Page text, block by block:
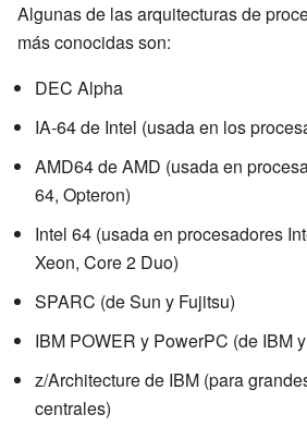
Algunas de las arquitecturas de
más conocidas son:
DEC Alpha
IA-64 de Intel (usada en los
AMD64 de AMD (usada en
64, Opteron)
Intel 64 (usada en procesadores
Xeon, Core 2 Duo)
SPARC (de Sun y Fujitsu)
IBM POWER y PowerPC (de IBM
z/Architecture de IBM (para
centrales)